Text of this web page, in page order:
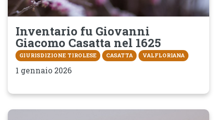
Inventario fu Giovanni
Giacomo Casatta nel 1625
GIURISDIZIONE TIROLESE CASATTA VALFLORIANA
1 gennaio 2026